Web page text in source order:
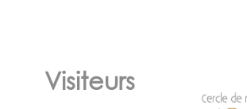
Visiteurs